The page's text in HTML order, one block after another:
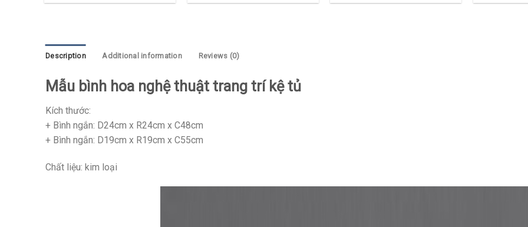
Description Additional information Reviews (0)
Mẫu bình hoa nghệ thuật trang trí kệ tủ
Kích thước:
+ Bình ngắn: D24cm x R24cm x C48cm
+ Bình ngắn: D19cm x R19cm x C55cm
Chất liệu: kim loại